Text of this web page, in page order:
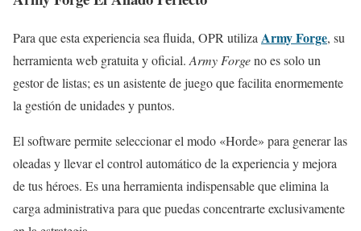
Para que esta experiencia sea fluida, OPR utilizaArmy Forge, su
herramienta web gratuita y oficial.Army Forgeno es solo un
gestor de listas; es un asistente de juego que facilita enormemente
la gestión de unidades y puntos.
El software permite seleccionar el modo «Horde» para generar las
oleadas y llevar el control automático de la experiencia y mejora
de tus héroes. Es una herramienta indispensable que elimina la
carga administrativa para que puedas concentrarte exclusivamente